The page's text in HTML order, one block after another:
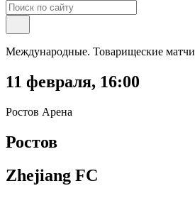
Международные. Товарищеские матчи
11 февраля, 16:00
Ростов Арена
Ростов
Zhejiang FC